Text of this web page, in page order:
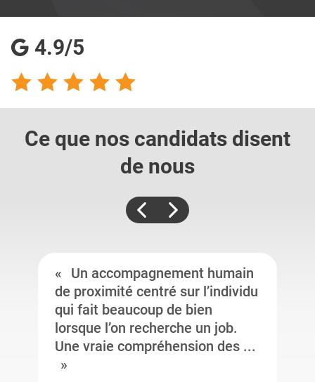
4.9/5
Ce que nos candidats disent
de nous
Un accompagnement humain
de proximité centré sur l’individu
qui fait beaucoup de bien
lorsque l’on recherche un job.
Une vraie compréhension des ...